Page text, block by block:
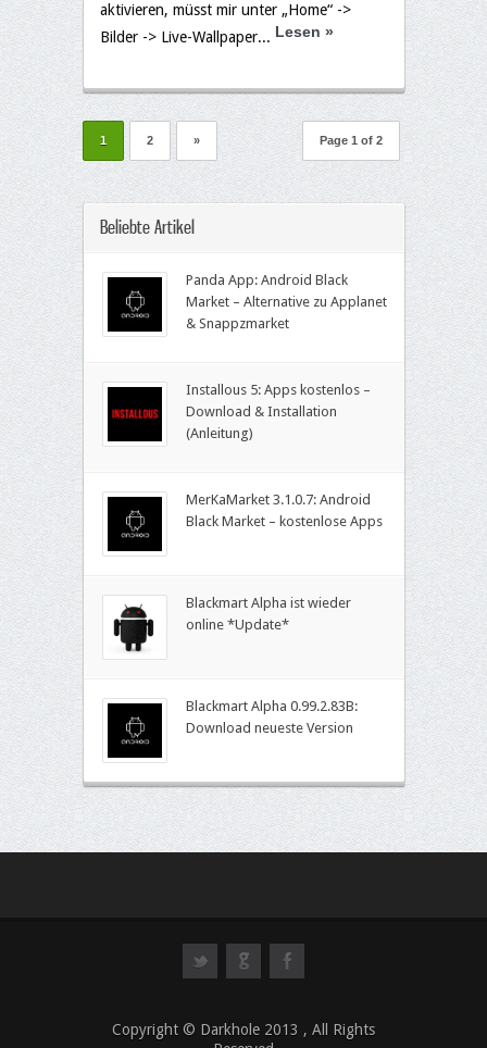
aktivieren, müsst mir unter „Home“ ->
Bilder -> Live-Wallpaper... Lesen »
Page 1 of 2
1 2 »
Beliebte Artikel
Panda App: Android Black
Market – Alternative zu Applanet
& Snappzmarket
Installous 5: Apps kostenlos –
Download & Installation
(Anleitung)
MerKaMarket 3.1.0.7: Android
Black Market – kostenlose Apps
Blackmart Alpha ist wieder
online *Update*
Blackmart Alpha 0.99.2.83B:
Download neueste Version
Copyright © Darkhole 2013 , All Rights